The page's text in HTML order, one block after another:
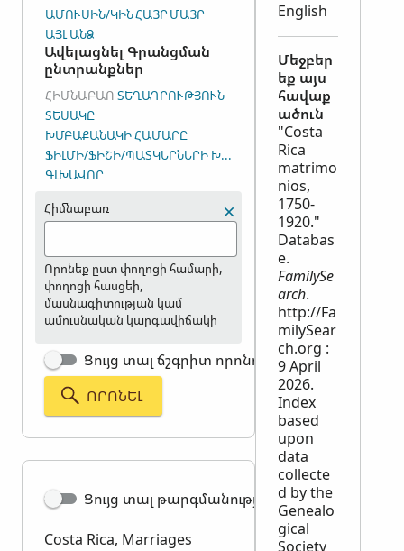
ԱՄՈՒՍԻՆ/ԿԻՆՀԱՅՐՄԱՅՐ
ԱՅԼ ԱՆՁ
Ավելացնել Գրանցման
ընտրանքներ
ՀԻՄՆԱԲԱՌՏԵՂԱԴՐՈՒԹՅՈՒՆ
ՏԵՍԱԿԸ
ԽՄԲԱՔԱՆԱԿԻ ՀԱՄԱՐԸ
ՖԻԼՄԻ/ՖԻՇԻ/ՊԱՏԿԵՐՆԵՐԻ ԽՄԲԻ ՀԱՄԱՐԸ (DGS)
ԳԼԽԱՎՈՐ
Հիմնաբառ
Որոնեք ըստ փողոցի համարի,
փողոցի հասցեի,
մասնագիտության կամ
ամուսնական կարգավիճակի
Ցույց տալ ճշգրիտ որոնումը
ՈՐՈՆԵԼ
Ցույց տալ թարգմանությունը
Costa Rica, Marriages
English
Մեջբեր
եք այս
հավաք
ածուն
"Costa
Rica
matrimo
nios,
1750-
1920."
Databas
e.
FamilySe
arch.
http://Fa
milySear
ch.org :
9 April
2026.
Index
based
upon
data
collecte
d by the
Genealo
gical
Society